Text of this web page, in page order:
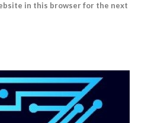
in this browser for the next